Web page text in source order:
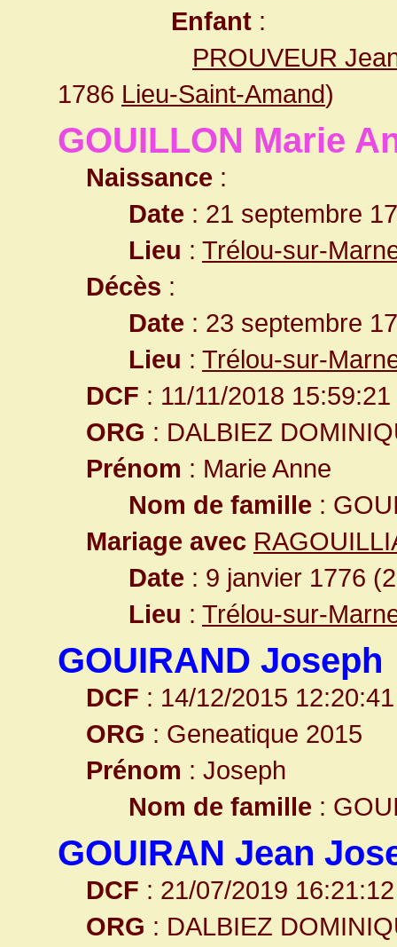
Enfant :
PROUVEUR
1786 Lieu-Saint-Amand)
GOUILLON Marie
Naissance :
Date : 21 septembre
Lieu : Trélou-sur-
Décès :
Date : 23 septembre
Lieu : Trélou-sur-
DCF : 11/11/2018 15:59:21
ORG : DALBIEZ
Prénom : Marie Anne
Nom de famille :
Mariage avec
Date : 9 janvier 1776
Lieu : Trélou-sur-
GOUIRAND Joseph
DCF : 14/12/2015 12:20:41
ORG : Geneatique 2015
Prénom : Joseph
Nom de famille :
GOUIRAN Jean
DCF : 21/07/2019 16:21:12
ORG : DALBIEZ